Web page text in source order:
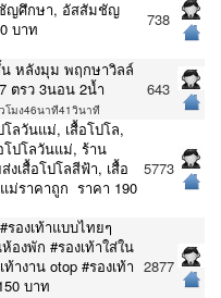
ญศึกษา, อัสสัมชัญ
บาท
738
น หลังมุม พฤกษาวิลล์
ตรว 3นอน 2น้ำ
โมง46นาที41วินาที
643
ลวันแม่, เสื้อโปโล,
โปโลวันแม่, ร้าน
เสื้อโปโลสีฟ้า, เสื้อ
ม่ราคาถูก ราคา 190
5773
รองเท้าแบบไทยๆ
องพัก #รองเท้าใส่ใน
างาน otop #รองเท้า
บาท
2877